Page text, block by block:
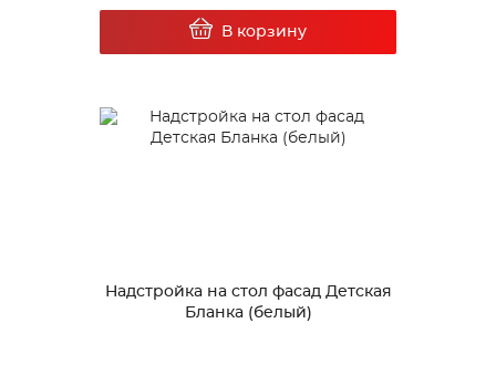
В корзину
Надстройка на стол фасад Детская
Бланка (белый)